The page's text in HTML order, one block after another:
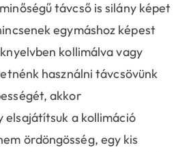
távcső is silány képet
egymáshoz képest
kollimálva vagy
használni távcsövünk
akkor
a kollimáció
ördöngösség, egy kis